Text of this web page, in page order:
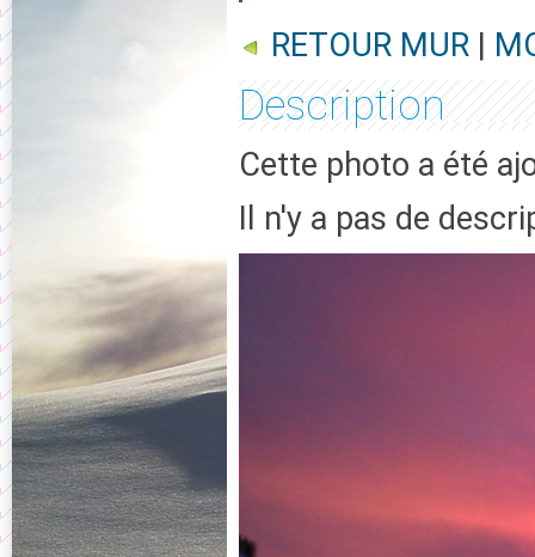
RETOUR MUR |
Description
Cette photo a été
Il n'y a pas de